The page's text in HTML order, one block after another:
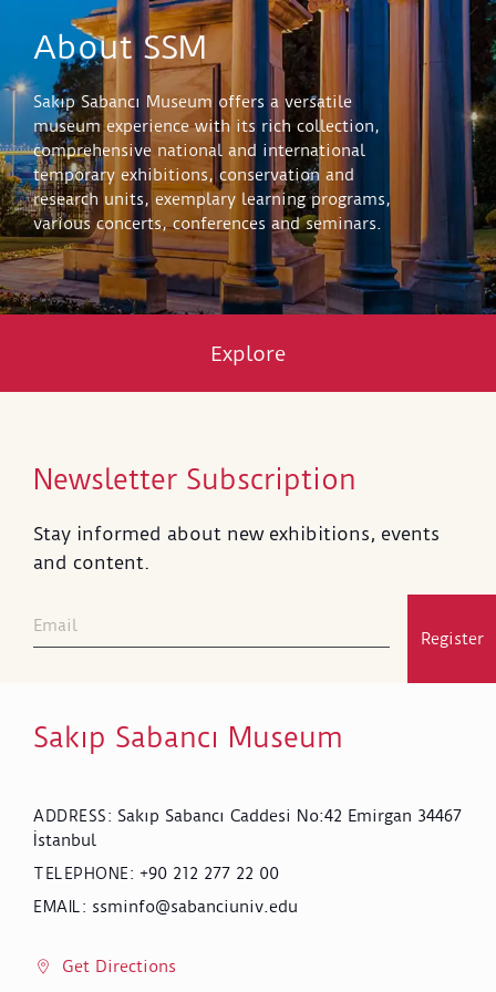
About SSM
Sakıp Sabancı Museum offers a versatile
museum experience with its rich collection,
comprehensive national and international
temporary exhibitions, conservation and
research units, exemplary learning programs,
various concerts, conferences and seminars.
Explore
Newsletter Subscription
Stay informed about new exhibitions, events
and content.
Register
Sakıp Sabancı Museum
ADDRESS: Sakıp Sabancı Caddesi No:42 Emirgan 34467
İstanbul
TELEPHONE: +90 212 277 22 00
EMAIL : ssminfo@sabanciuniv.edu
Get Directions